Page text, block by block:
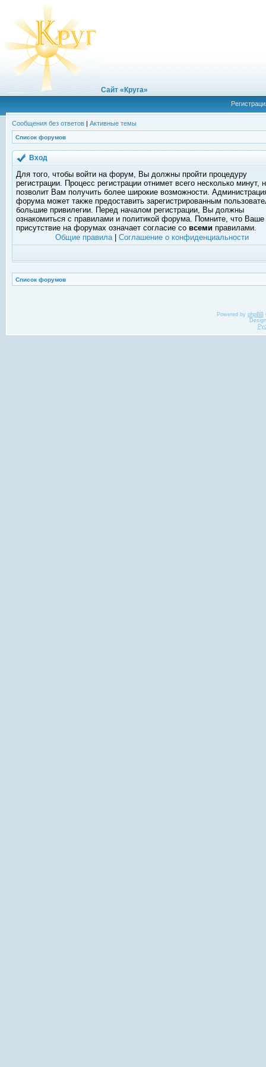
Сайт «Круга»
Сообщения без ответов | Активные темы
Список форумов
Вход
Для того, чтобы войти на форум, Вы должны пройти процедуру
регистрации. Процесс регистрации отнимет всего несколько минут,
позволит Вам получить более широкие возможности.
форума может также предоставить зарегистрированным
большие привилегии. Перед началом регистрации, Вы должны
ознакомиться с правилами и политикой форума. Помните, что Ваше
присутствие на форумах означает согласие со всеми правилами.
Общие правила| Соглашение о конфиденциальности
Список форумов
Powered by phpBB